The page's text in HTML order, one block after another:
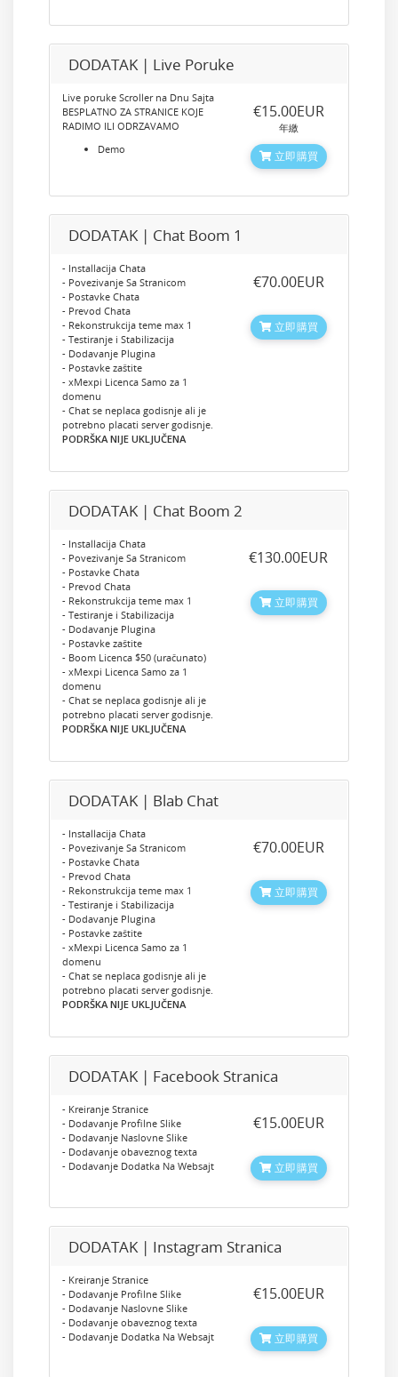
DODATAK | Live Poruke
Live poruke Scroller na Dnu Sajta
BESPLATNO ZA STRANICE KOJE
RADIMO ILI ODRZAVAMO
Demo
‎€15.00EUR
年繳
立即購買
DODATAK | Chat Boom 1
- Installacija Chata
- Povezivanje Sa Stranicom
- Postavke Chata
- Prevod Chata
- Rekonstrukcija teme max 1
- Testiranje i Stabilizacija
- Dodavanje Plugina
- Postavke zaštite
- xMexpi Licenca Samo za 1
domenu
- Chat se neplaca godisnje ali je
potrebno placati server godisnje.
PODRŠKA NIJE UKLJUČENA
‎€70.00EUR
立即購買
DODATAK | Chat Boom 2
- Installacija Chata
- Povezivanje Sa Stranicom
- Postavke Chata
- Prevod Chata
- Rekonstrukcija teme max 1
- Testiranje i Stabilizacija
- Dodavanje Plugina
- Postavke zaštite
- Boom Licenca $50 (uračunato)
- xMexpi Licenca Samo za 1
domenu
- Chat se neplaca godisnje ali je
potrebno placati server godisnje.
PODRŠKA NIJE UKLJUČENA
‎€130.00EUR
立即購買
DODATAK | Blab Chat
- Installacija Chata
- Povezivanje Sa Stranicom
- Postavke Chata
- Prevod Chata
- Rekonstrukcija teme max 1
- Testiranje i Stabilizacija
- Dodavanje Plugina
- Postavke zaštite
- xMexpi Licenca Samo za 1
domenu
- Chat se neplaca godisnje ali je
potrebno placati server godisnje.
PODRŠKA NIJE UKLJUČENA
‎€70.00EUR
立即購買
DODATAK | Facebook Stranica
- Kreiranje Stranice
- Dodavanje Profilne Slike
- Dodavanje Naslovne Slike
- Dodavanje obaveznog texta
- Dodavanje Dodatka Na Websajt
‎€15.00EUR
立即購買
DODATAK | Instagram Stranica
- Kreiranje Stranice
- Dodavanje Profilne Slike
- Dodavanje Naslovne Slike
- Dodavanje obaveznog texta
- Dodavanje Dodatka Na Websajt
‎€15.00EUR
立即購買